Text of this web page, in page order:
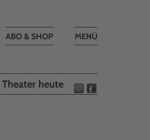
Toggle
MENÜ
ABO & SHOP
heute